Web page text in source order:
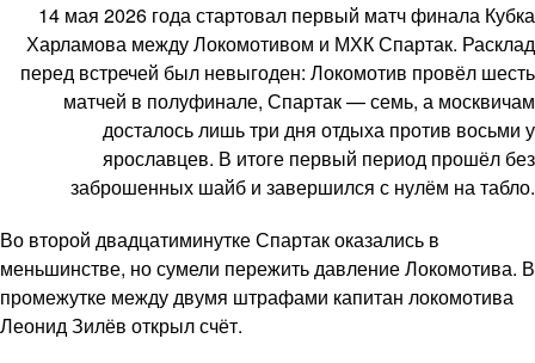
14 мая 2026 года стартовал первый матч финала Кубка
Харламова между Локомотивом и МХК Спартак. Расклад
перед встречей был невыгоден: Локомотив провёл шесть
матчей в полуфинале, Спартак — семь, а москвичам
досталось лишь три дня отдыха против восьми у
ярославцев. В итоге первый период прошёл без
заброшенных шайб и завершился с нулём на табло.
Во второй двадцатиминутке Спартак оказались в
меньшинстве, но сумели пережить давление Локомотива. В
промежутке между двумя штрафами капитан локомотива
Леонид Зилёв открыл счёт.